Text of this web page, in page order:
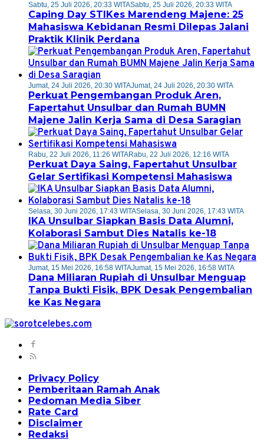
Sabtu, 25 Juli 2026, 20:33 WITASabtu, 25 Juli 2026, 20:33 WITA
Caping Day STIKes Marendeng Majene: 25
Mahasiswa Kebidanan Resmi Dilepas Jalani
Praktik Klinik Perdana
Jumat, 24 Juli 2026, 20:30 WITAJumat, 24 Juli 2026, 20:30 WITA
Perkuat Pengembangan Produk Aren,
Fapertahut Unsulbar dan Rumah BUMN
Majene Jalin Kerja Sama di Desa Saragian
Rabu, 22 Juli 2026, 11:26 WITARabu, 22 Juli 2026, 12:16 WITA
Perkuat Daya Saing, Fapertahut Unsulbar
Gelar Sertifikasi Kompetensi Mahasiswa
Selasa, 30 Juni 2026, 17:43 WITASelasa, 30 Juni 2026, 17:43 WITA
IKA Unsulbar Siapkan Basis Data Alumni,
Kolaborasi Sambut Dies Natalis ke-18
Jumat, 15 Mei 2026, 16:58 WITAJumat, 15 Mei 2026, 16:58 WITA
Dana Miliaran Rupiah di Unsulbar Menguap
Tanpa Bukti Fisik, BPK Desak Pengembalian
ke Kas Negara
Privacy Policy
Pemberitaan Ramah Anak
Pedoman Media Siber
Rate Card
Disclaimer
Redaksi